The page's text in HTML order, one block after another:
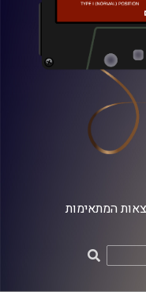
המתאימות